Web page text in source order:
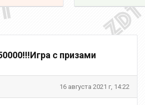
с призами
16 августа 2021 г, 14:22